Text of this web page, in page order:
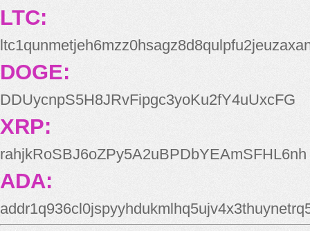
LTC:
DOGE:
DDUycnpS5H8JRvFipgc3yoKu2fY4uUxcFG
XRP:
rahjkRoSBJ6oZPy5A2uBPDbYEAmSFHL6nh
ADA: